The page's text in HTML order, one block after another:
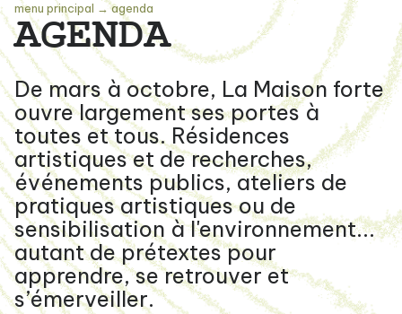
menu principal →agenda
AGENDA
De mars à octobre, La Maison forte
ouvre largement ses portes à
toutes et tous. Résidences
artistiques et de recherches,
événements publics, ateliers de
pratiques artistiques ou de
sensibilisation à l'environnement...
autant de prétextes pour
apprendre, se retrouver et
s’émerveiller.